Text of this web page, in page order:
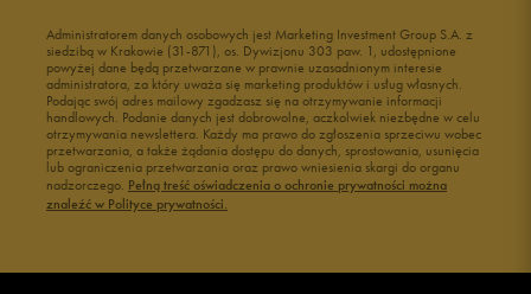
Administratorem danych osobowych jest Marketing Investment Group S.A. z
siedzibą w Krakowie (31-871), os. Dywizjonu 303 paw. 1, udostępnione
powyżej dane będą przetwarzane w prawnie uzasadnionym interesie
administratora, za który uważa się marketing produktów i usług własnych.
Podając swój adres mailowy zgadzasz się na otrzymywanie informacji
handlowych. Podanie danych jest dobrowolne, aczkolwiek niezbędne w celu
otrzymywania newslettera. Każdy ma prawo do zgłoszenia sprzeciwu wobec
przetwarzania, a także żądania dostępu do danych, sprostowania, usunięcia
lub ograniczenia przetwarzania oraz prawo wniesienia skargi do organu
nadzorczego. Pełną treść oświadczenia o ochronie prywatności można
znaleźć w Polityce prywatności.